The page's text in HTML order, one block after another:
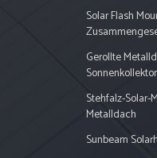
Solar Flash
Gerollte
Stehfalz-Solar-
Metalldach
Sunbeam